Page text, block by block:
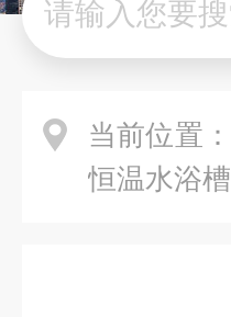
当前位置：
恒温水浴槽